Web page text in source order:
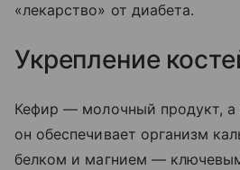
«лекарство» от диабета.
Укрепление
Кефир — молочный продукт, а
он обеспечивает организм
белком и магнием —